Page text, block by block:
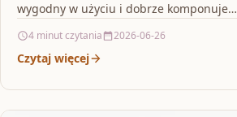
wygodny w użyciu i dobrze komponuje…
4 minut czytania 2026-06-26
Czytaj więcej